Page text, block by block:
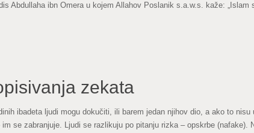
Abdullaha ibn Omera u kojem Allahov Poslanik s.a.w.s. kaže:
zekata
ibadeta ljudi mogu dokučiti, ili barem jedan njihov dio, a ako to
se zabranjuje. Ljudi se razlikuju po pitanju rizka – opskrbe